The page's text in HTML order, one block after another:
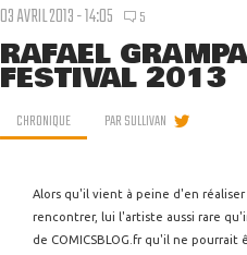
03 AVRIL 2013 - 14:05 5
RAFAEL
FESTIVAL 2013
CHRONIQUE PARSULLIVAN
Alors qu'il vient à peine d'en
rencontrer, lui l'artiste aussi rare
de COMICSBLOG.fr qu'il ne pourrait